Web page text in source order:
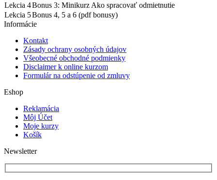
Lekcia 4Bonus 3: Minikurz Ako spracovať odmietnutie
Lekcia 5Bonus 4, 5 a 6 (pdf bonusy)
Informácie
Kontakt
Zásady ochrany osobných údajov
Všeobecné obchodné podmienky
Disclaimer k online kurzom
Formulár na odstúpenie od zmluvy
Eshop
Reklamácia
Môj Účet
Moje kurzy
Košík
Newsletter